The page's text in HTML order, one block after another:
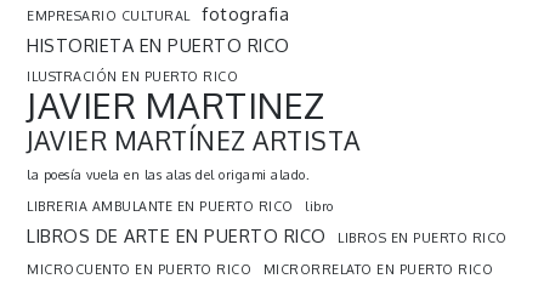
EMPRESARIO CULTURAL
fotografia
HISTORIETA EN PUERTO RICO
ILUSTRACIÓN EN PUERTO RICO
JAVIER MARTINEZ
JAVIER MARTÍNEZ ARTISTA
la poesía vuela en las alas del origami alado.
LIBRERIA AMBULANTE EN PUERTO RICO
libro
LIBROS DE ARTE EN PUERTO RICO
LIBROS EN PUERTO RICO
MICROCUENTO EN PUERTO RICO
MICRORRELATO EN PUERTO RICO